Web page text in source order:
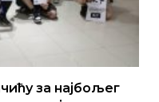
за најбољег